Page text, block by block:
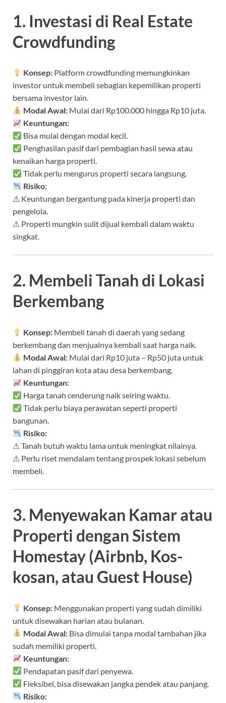
1. Investasi di Real Estate
Crowdfunding
Konsep: Platform crowdfunding memungkinkan
investor untuk membeli sebagian kepemilikan properti
bersama investor lain.
Modal Awal: Mulai dari Rp100.000 hingga Rp10 juta.
Keuntungan:
Bisa mulai dengan modal kecil.
Penghasilan pasif dari pembagian hasil sewa atau
kenaikan harga properti.
Tidak perlu mengurus properti secara langsung.
Risiko:
⚠ Keuntungan bergantung pada kinerja properti dan
pengelola.
⚠ Properti mungkin sulit dijual kembali dalam waktu
singkat.
2. Membeli Tanah di Lokasi
Berkembang
Konsep: Membeli tanah di daerah yang sedang
berkembang dan menjualnya kembali saat harga naik.
Modal Awal: Mulai dari Rp10 juta – Rp50 juta untuk
lahan di pinggiran kota atau desa berkembang.
Keuntungan:
Harga tanah cenderung naik seiring waktu.
Tidak perlu biaya perawatan seperti properti
bangunan.
Risiko:
⚠ Tanah butuh waktu lama untuk meningkat nilainya.
⚠ Perlu riset mendalam tentang prospek lokasi sebelum
membeli.
3. Menyewakan Kamar atau
Properti dengan Sistem
Homestay (Airbnb, Kos-
kosan, atau Guest House)
Konsep: Menggunakan properti yang sudah dimiliki
untuk disewakan harian atau bulanan.
Modal Awal: Bisa dimulai tanpa modal tambahan jika
sudah memiliki properti.
Keuntungan:
Pendapatan pasif dari penyewa.
Fleksibel, bisa disewakan jangka pendek atau panjang.
Risiko: